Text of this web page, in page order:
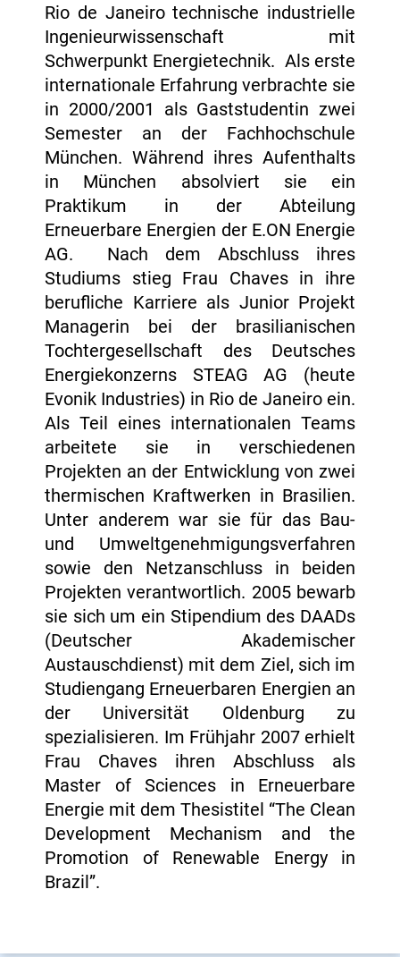
Rio de Janeiro technische industrielle
Ingenieurwissenschaft mit
Schwerpunkt Energietechnik. Als erste
internationale Erfahrung verbrachte sie
in 2000/2001 als Gaststudentin zwei
Semester an der Fachhochschule
München. Während ihres Aufenthalts
in München absolviert sie ein
Praktikum in der Abteilung
Erneuerbare Energien der E.ON Energie
AG. Nach dem Abschluss ihres
Studiums stieg Frau Chaves in ihre
berufliche Karriere als Junior Projekt
Managerin bei der brasilianischen
Tochtergesellschaft des Deutsches
Energiekonzerns STEAG AG (heute
Evonik Industries) in Rio de Janeiro ein.
Als Teil eines internationalen Teams
arbeitete sie in verschiedenen
Projekten an der Entwicklung von zwei
thermischen Kraftwerken in Brasilien.
Unter anderem war sie für das Bau-
und Umweltgenehmigungsverfahren
sowie den Netzanschluss in beiden
Projekten verantwortlich. 2005 bewarb
sie sich um ein Stipendium des DAADs
(Deutscher Akademischer
Austauschdienst) mit dem Ziel, sich im
Studiengang Erneuerbaren Energien an
der Universität Oldenburg zu
spezialisieren. Im Frühjahr 2007 erhielt
Frau Chaves ihren Abschluss als
Master of Sciences in Erneuerbare
Energie mit dem Thesistitel “The Clean
Development Mechanism and the
Promotion of Renewable Energy in
Brazil”.